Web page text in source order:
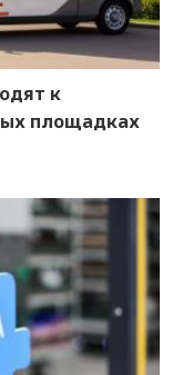
к
площадках